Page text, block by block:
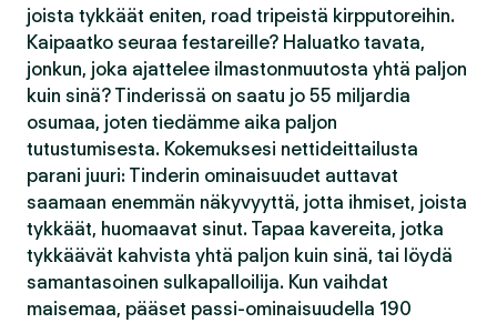
joista tykkäät eniten, road tripeistä kirpputoreihin.
Kaipaatko seuraa festareille? Haluatko tavata,
jonkun, joka ajattelee ilmastonmuutosta yhtä paljon
kuin sinä? Tinderissä on saatu jo 55 miljardia
osumaa, joten tiedämme aika paljon
tutustumisesta. Kokemuksesi nettideittailusta
parani juuri: Tinderin ominaisuudet auttavat
saamaan enemmän näkyvyyttä, jotta ihmiset, joista
tykkäät, huomaavat sinut. Tapaa kavereita, jotka
tykkäävät kahvista yhtä paljon kuin sinä, tai löydä
samantasoinen sulkapalloilija. Kun vaihdat
maisemaa, pääset passi-ominaisuudella 190